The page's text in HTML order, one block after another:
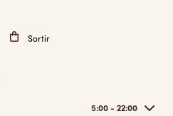
Sortir
5:00 - 22:00